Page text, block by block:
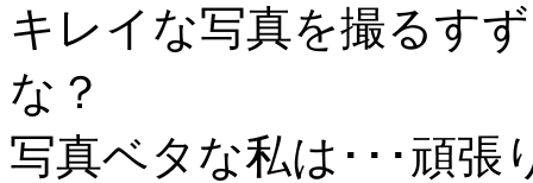
キレイな写真を撮るす
な？
写真ベタな私は･･･頑張